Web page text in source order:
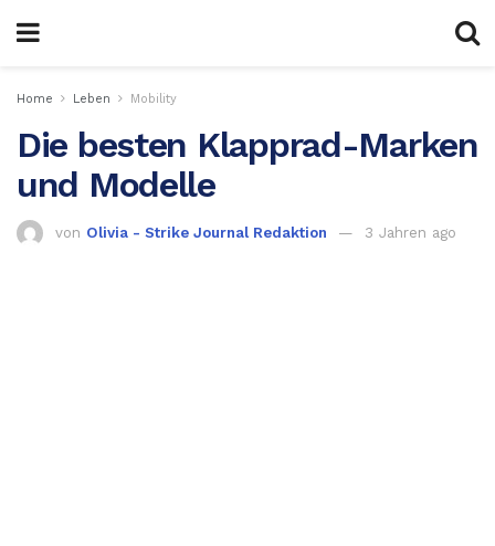
Home Leben Mobility
Die besten Klapprad-Marken
und Modelle
von Olivia - Strike Journal Redaktion 3 Jahren ago